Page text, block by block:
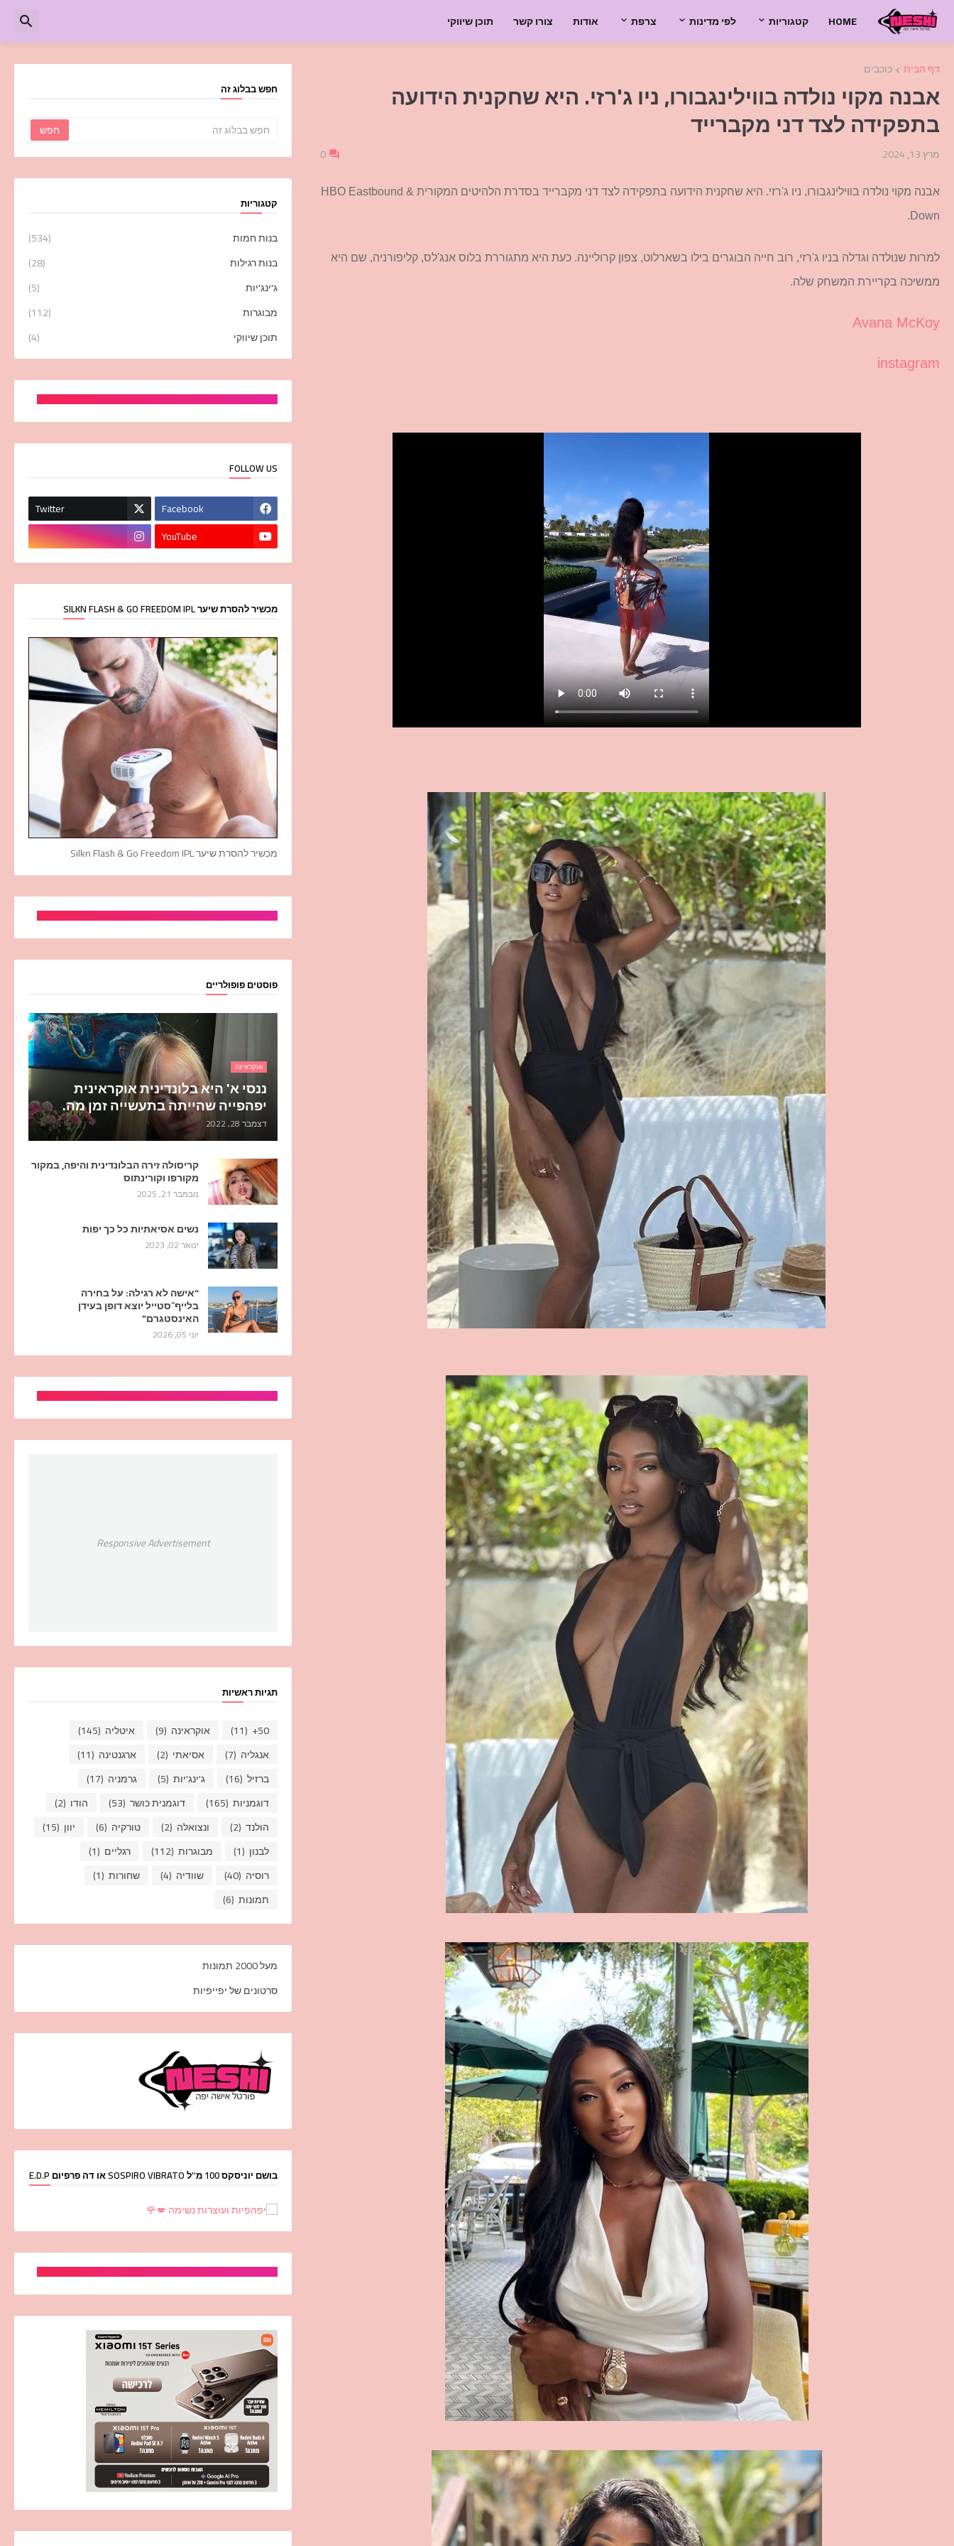
HOME קטגוריות לפי מדינות צרפת אודות צורו קשר תוכן שיווקי
דף הבית כוכבים
אבנה מקוי נולדה בווילינגבורו, ניו ג'רזי. היא שחקנית הידועה
בתפקידה לצד דני מקברייד
מרץ 13, 2024 0
אבנה מקוי נולדה בווילינגבורו, ניו ג'רזי. היא שחקנית הידועה בתפקידה לצד דני מקברייד בסדרת הלהיטים המקורית HBO Eastbound &
Down.
למרות שנולדה וגדלה בניו ג'רזי, רוב חייה הבוגרים בילו בשארלוט, צפון קרוליינה. כעת היא מתגוררת בלוס אנג'לס, קליפורניה, שם היא
ממשיכה בקריירת המשחק שלה.
Avana McKoy
instagram
חפש בבלוג זה
קטגוריות
בנות חמות
(534)
בנות רגילות
(28)
ג'ינג'יות
(5)
מבוגרות
(112)
תוכן שיווקי
(4)
FOLLOW US
Facebook
Twitter
YouTube
מכשיר להסרת שיער SILKN FLASH & GO FREEDOM IPL
מכשיר להסרת שיער Silkn Flash & Go Freedom IPL
פוסטים פופולריים
אוקראינה
ננסי א' היא בלונדינית אוקראינית
יפהפייה שהייתה בתעשייה זמן מה.
דצמבר 28, 2022
קריסולה זירה הבלונדינית והיפה, במקור
מקורפו וקורינתוס
נובמבר 21, 2025
נשים אסיאתיות כל כך יפות
ינואר 02, 2023
“אישה לא רגילה: על בחירה
בלייף־סטייל יוצא דופן בעידן
האינסטגרם”
יוני 05, 2026
Responsive Advertisement
תגיות ראשיות
50+
(11) אוקראינה (9) איטליה (145)
אנגליה (7) אסיאתי (2) ארגנטינה (11)
ברזיל (16) ג'ינג'יות (5) גרמניה (17)
דוגמניות (165) דוגמנית כושר (53) הודו (2)
הולנד (2) ונצואלה (2) טורקיה (6) יוון (15)
לבנון (1) מבוגרות (112) רגליים (1)
רוסיה (40) שוודיה (4) שחורות (1)
תמונות (6)
מעל 2000 תמונות
סרטונים של יפייפיות
בושם יוניסקס 100 מ''ל SOSPIRO VIBRATO או דה פרפיום E.D.P